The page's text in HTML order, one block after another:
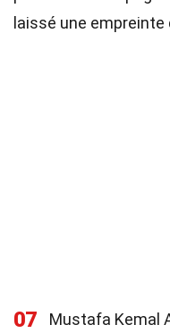
laissé une
07
Mustafa Kemal